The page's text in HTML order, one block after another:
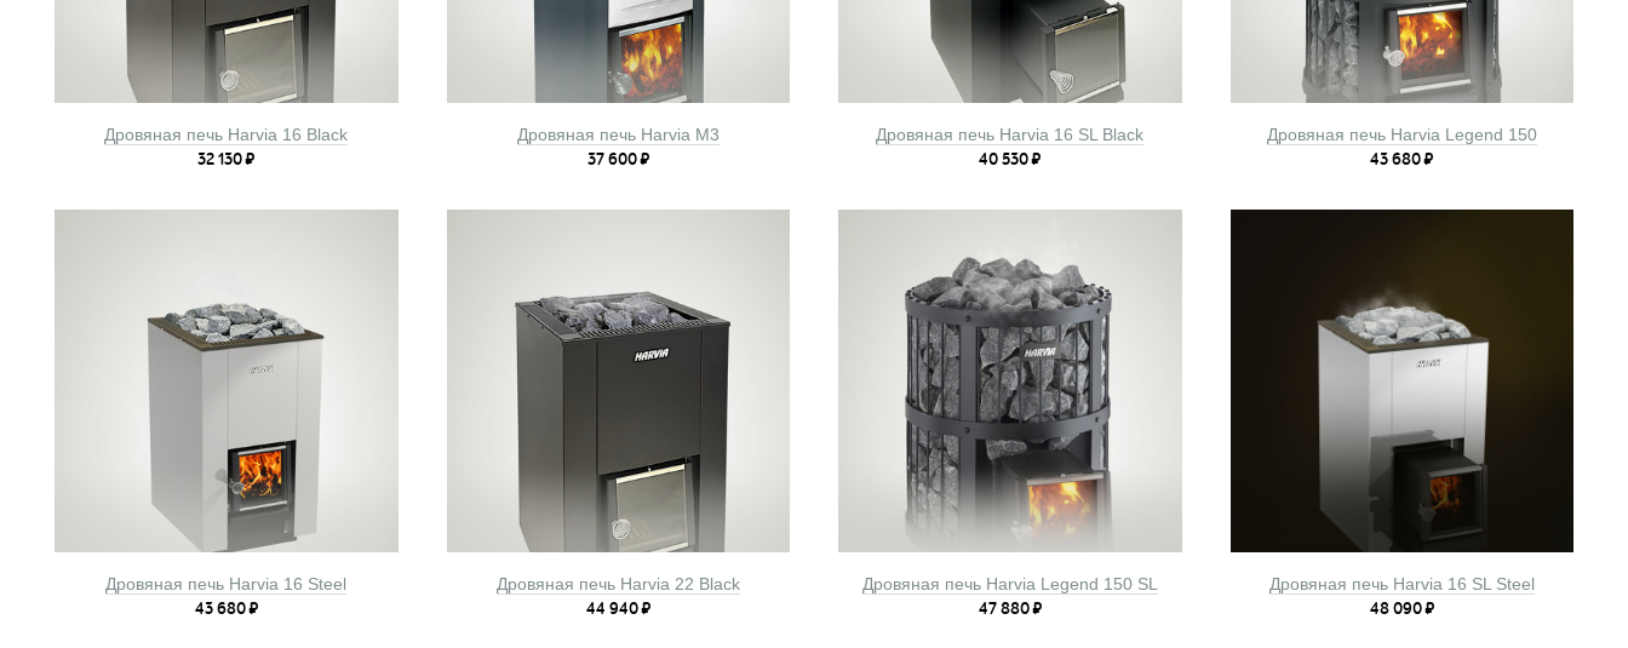
Дровяная печь Harvia 16 Black
32 130₽
Дровяная печь Harvia M3
37 600₽
Дровяная печь Harvia 16 SL Black
40 530₽
Дровяная печь Harvia Legend 150
43 680₽
Дровяная печь Harvia 16 Steel
43 680₽
Дровяная печь Harvia 22 Black
44 940₽
Дровяная печь Harvia Legend 150 SL
47 880₽
Дровяная печь Harvia 16 SL Steel
48 090₽